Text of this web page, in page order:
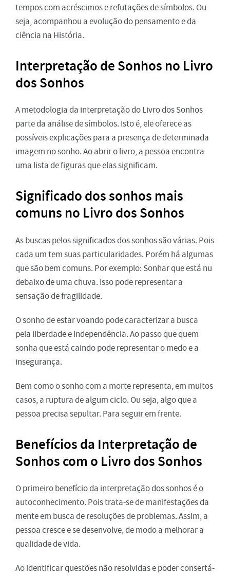
tempos com acréscimos e refutações de símbolos. Ou
seja, acompanhou a evolução do pensamento e da
ciência na História.
Interpretação de Sonhos no Livro
dos Sonhos
A metodologia da interpretação do Livro dos Sonhos
parte da análise de símbolos. Isto é, ele oferece as
possíveis explicações para a presença de determinada
imagem no sonho. Ao abrir o livro, a pessoa encontra
uma lista de figuras que elas significam.
Significado dos sonhos mais
comuns no Livro dos Sonhos
As buscas pelos significados dos sonhos são várias. Pois
cada um tem suas particularidades. Porém há algumas
que são bem comuns. Por exemplo: Sonhar que está nu
debaixo de uma chuva. Isso pode representar a
sensação de fragilidade.
O sonho de estar voando pode caracterizar a busca
pela liberdade e independência. Ao passo que quem
sonha que está caindo pode representar o medo e a
insegurança.
Bem como o sonho com a morte representa, em muitos
casos, a ruptura de algum ciclo. Ou seja, algo que a
pessoa precisa sepultar. Para seguir em frente.
Benefícios da Interpretação de
Sonhos com o Livro dos Sonhos
O primeiro benefício da interpretação dos sonhos é o
autoconhecimento. Pois trata-se de manifestações da
mente em busca de resoluções de problemas. Assim, a
pessoa cresce e se desenvolve, de modo a melhorar a
qualidade de vida.
Ao identificar questões não resolvidas e poder consertá-